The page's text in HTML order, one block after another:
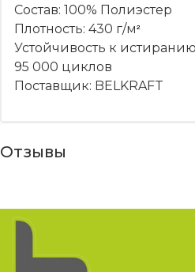
Состав: 100% Полиэстер
Плотность: 430 г/м²
Устойчивость к
95 000 циклов
Поставщик: BELKRAFT
Отзывы